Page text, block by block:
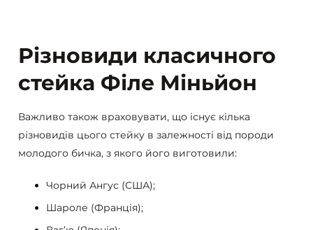
Різновиди класичного
стейка Філе Міньйон
Важливо також враховувати, що існує кілька
різновидів цього стейку в залежності від породи
молодого бичка, з якого його виготовили:
Чорний Ангус (США);
Шароле (Франція);